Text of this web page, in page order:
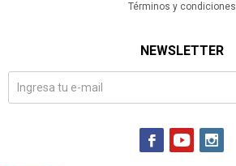
Términos y condiciones
NEWSLETTER
  